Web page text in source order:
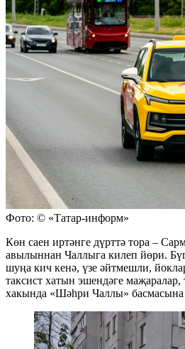
Фото: © «Татар-информ»
Көн саен иртәнге дүрттә тора –
авылыннан Чаллыга килеп йөри.
шуңа кич кенә, үзе әйтмешли,
таксист хатын эшендәге маҗаралар,
хакында «Шәһри Чаллы» басмасына